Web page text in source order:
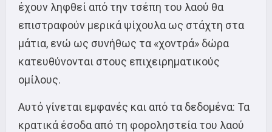
έχουν ληφθεί από την τσέπη του λαού θα
επιστραφούν μερικά ψίχουλα ως στάχτη στα
μάτια, ενώ ως συνήθως τα «χοντρά» δώρα
κατευθύνονται στους επιχειρηματικούς
ομίλους.
Αυτό γίνεται εμφανές και από τα δεδομένα: Τα
κρατικά έσοδα από τη φοροληστεία του λαού